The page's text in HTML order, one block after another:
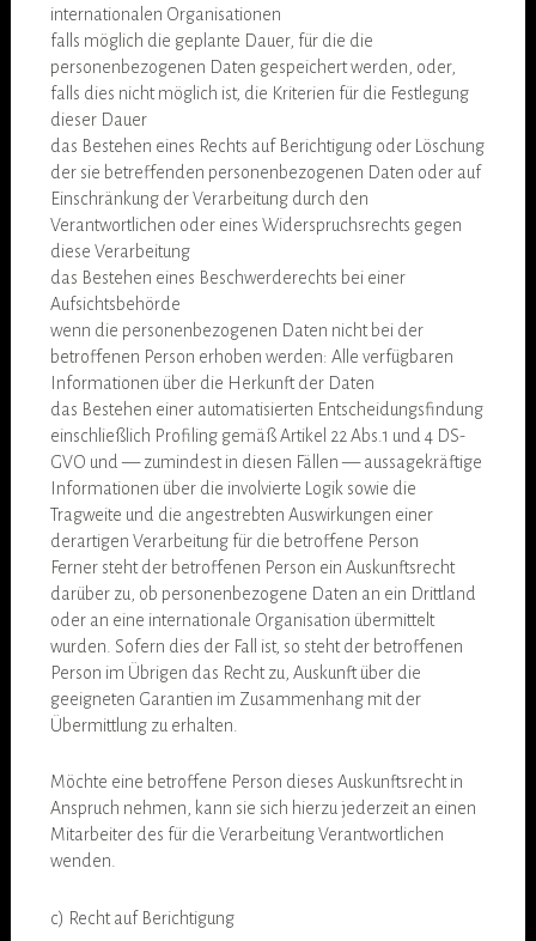
internationalen Organisationen
falls möglich die geplante Dauer, für die die
personenbezogenen Daten gespeichert werden, oder,
falls dies nicht möglich ist, die Kriterien für die Festlegung
dieser Dauer
das Bestehen eines Rechts auf Berichtigung oder Löschung
der sie betreffenden personenbezogenen Daten oder auf
Einschränkung der Verarbeitung durch den
Verantwortlichen oder eines Widerspruchsrechts gegen
diese Verarbeitung
das Bestehen eines Beschwerderechts bei einer
Aufsichtsbehörde
wenn die personenbezogenen Daten nicht bei der
betroffenen Person erhoben werden: Alle verfügbaren
Informationen über die Herkunft der Daten
das Bestehen einer automatisierten Entscheidungsfindung
einschließlich Profiling gemäß Artikel 22 Abs.1 und 4 DS-
GVO und — zumindest in diesen Fällen — aussagekräftige
Informationen über die involvierte Logik sowie die
Tragweite und die angestrebten Auswirkungen einer
derartigen Verarbeitung für die betroffene Person
Ferner steht der betroffenen Person ein Auskunftsrecht
darüber zu, ob personenbezogene Daten an ein Drittland
oder an eine internationale Organisation übermittelt
wurden. Sofern dies der Fall ist, so steht der betroffenen
Person im Übrigen das Recht zu, Auskunft über die
geeigneten Garantien im Zusammenhang mit der
Übermittlung zu erhalten.
Möchte eine betroffene Person dieses Auskunftsrecht in
Anspruch nehmen, kann sie sich hierzu jederzeit an einen
Mitarbeiter des für die Verarbeitung Verantwortlichen
wenden.
c) Recht auf Berichtigung